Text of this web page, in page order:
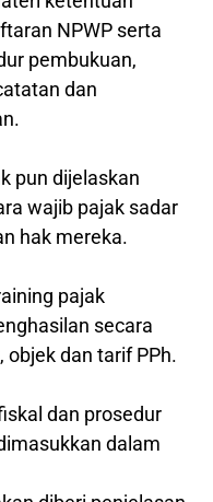
NPWP serta
pembukuan,
dan
pun dijelaskan
wajib pajak sadar
hak mereka.
pajak
secara
dan tarif PPh.
dan prosedur
dalam